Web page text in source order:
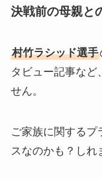
決戦前の母親と
村竹ラシッド選手
タビュー記事など
せん。
ご家族に関するプ
スなのかも？しれ